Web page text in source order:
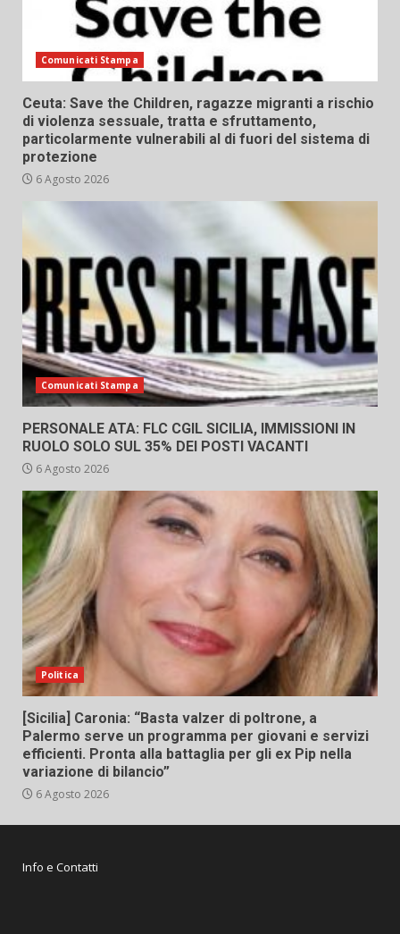
Comunicati Stampa
Ceuta: Save the Children, ragazze migranti a rischio
di violenza sessuale, tratta e sfruttamento,
particolarmente vulnerabili al di fuori del sistema di
protezione
6 Agosto 2026
Comunicati Stampa
PERSONALE ATA: FLC CGIL SICILIA, IMMISSIONI IN
RUOLO SOLO SUL 35% DEI POSTI VACANTI
6 Agosto 2026
Politica
[Sicilia] Caronia: “Basta valzer di poltrone, a
Palermo serve un programma per giovani e servizi
efficienti. Pronta alla battaglia per gli ex Pip nella
variazione di bilancio”
6 Agosto 2026
Info e Contatti